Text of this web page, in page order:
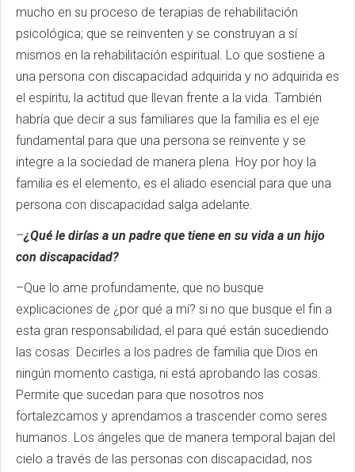
mucho en su proceso de terapias de rehabilitación
psicológica; que se reinventen y se construyan a sí
mismos en la rehabilitación espiritual. Lo que sostiene a
una persona con discapacidad adquirida y no adquirida es
el espíritu, la actitud que llevan frente a la vida. También
habría que decir a sus familiares que la familia es el eje
fundamental para que una persona se reinvente y se
integre a la sociedad de manera plena. Hoy por hoy la
familia es el elemento, es el aliado esencial para que una
persona con discapacidad salga adelante.
–¿Qué le dirías a un padre que tiene en su vida a un hijo
con discapacidad?
–Que lo ame profundamente, que no busque
explicaciones de ¿por qué a mí? si no que busque el fin a
esta gran responsabilidad, el para qué están sucediendo
las cosas. Decirles a los padres de familia que Dios en
ningún momento castiga, ni está aprobando las cosas.
Permite que sucedan para que nosotros nos
fortalezcamos y aprendamos a trascender como seres
humanos. Los ángeles que de manera temporal bajan del
cielo a través de las personas con discapacidad, nos